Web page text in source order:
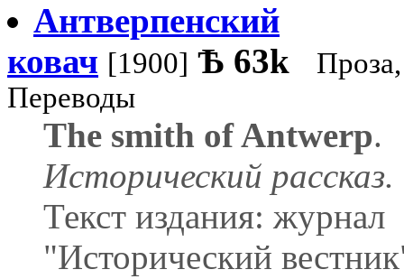
Антверпенский
ковач [1900] Ѣ 63k
Проза,
Переводы
The smith of Antwerp.
Исторический рассказ.
Текст издания: журнал
"Исторический